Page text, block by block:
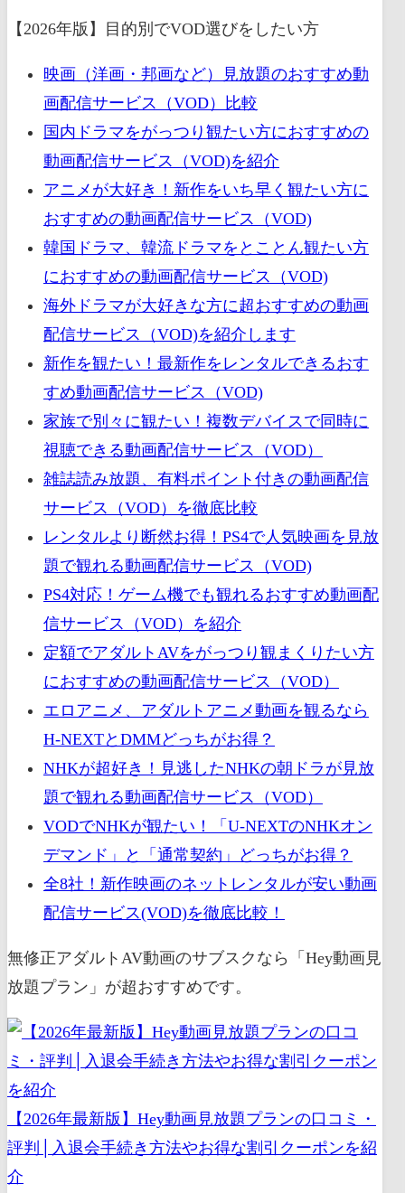
【2026年版】目的別でVOD選びをしたい方
映画（洋画・邦画など）見放題のおすすめ動
画配信サービス（VOD）比較
国内ドラマをがっつり観たい方におすすめの
動画配信サービス（VOD)を紹介
アニメが大好き！新作をいち早く観たい方に
おすすめの動画配信サービス（VOD)
韓国ドラマ、韓流ドラマをとことん観たい方
におすすめの動画配信サービス（VOD)
海外ドラマが大好きな方に超おすすめの動画
配信サービス（VOD)を紹介します
新作を観たい！最新作をレンタルできるおす
すめ動画配信サービス（VOD)
家族で別々に観たい！複数デバイスで同時に
視聴できる動画配信サービス（VOD）
雑誌読み放題、有料ポイント付きの動画配信
サービス（VOD）を徹底比較
レンタルより断然お得！PS4で人気映画を見放
題で観れる動画配信サービス（VOD)
PS4対応！ゲーム機でも観れるおすすめ動画配
信サービス（VOD）を紹介
定額でアダルトAVをがっつり観まくりたい方
におすすめの動画配信サービス（VOD）
エロアニメ、アダルトアニメ動画を観るなら
H-NEXTとDMMどっちがお得？
NHKが超好き！見逃したNHKの朝ドラが見放
題で観れる動画配信サービス（VOD）
VODでNHKが観たい！「U-NEXTのNHKオン
デマンド」と「通常契約」どっちがお得？
全8社！新作映画のネットレンタルが安い動画
配信サービス(VOD)を徹底比較！
無修正アダルトAV動画のサブスクなら「Hey動画見
放題プラン」が超おすすめです。
【2026年最新版】Hey動画見放題プランの口コミ・
評判│入退会手続き方法やお得な割引クーポンを紹
介